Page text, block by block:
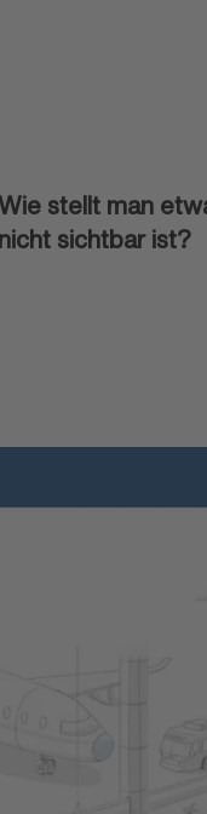
stellt man
nicht sichtbar ist?